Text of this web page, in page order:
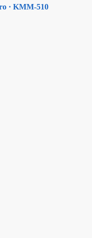
· KMM-510